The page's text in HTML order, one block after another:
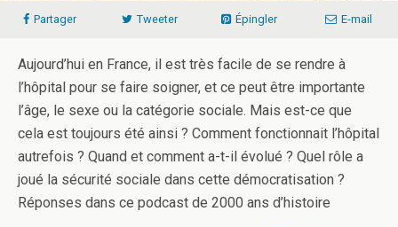
Partager Tweeter Épingler E-mail
Aujourd’hui en France, il est très facile de se rendre à
l’hôpital pour se faire soigner, et ce peut être importante
l’âge, le sexe ou la catégorie sociale. Mais est-ce que
cela est toujours été ainsi ? Comment fonctionnait l’hôpital
autrefois ? Quand et comment a-t-il évolué ? Quel rôle a
joué la sécurité sociale dans cette démocratisation ?
Réponses dans ce podcast de 2000 ans d’histoire